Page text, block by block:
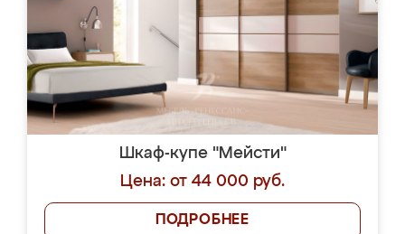
Шкаф-купе "Мейсти"
Цена: от 44 000 руб.
ПОДРОБНЕЕ